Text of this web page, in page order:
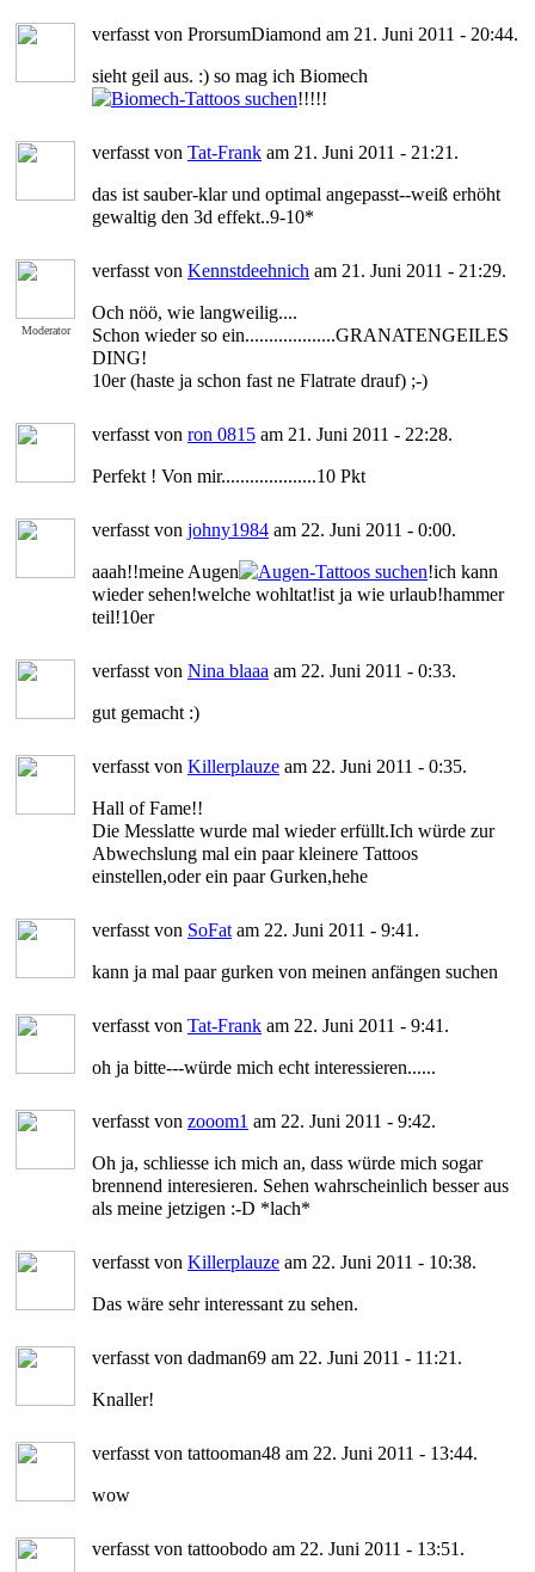
verfasst von ProrsumDiamond am 21. Juni 2011 - 20:44.
sieht geil aus. :) so mag ich Biomech
!!!!!
verfasst von Tat-Frank am 21. Juni 2011 - 21:21.
das ist sauber-klar und optimal angepasst--weiß erhöht
gewaltig den 3d effekt..9-10*
Moderator
verfasst von Kennstdeehnich am 21. Juni 2011 - 21:29.
Och nöö, wie langweilig....
Schon wieder so ein...................GRANATENGEILES
DING!
10er (haste ja schon fast ne Flatrate drauf) ;-)
verfasst von ron 0815 am 21. Juni 2011 - 22:28.
Perfekt ! Von mir....................10 Pkt
verfasst von johny1984 am 22. Juni 2011 - 0:00.
aaah!!meine Augen
!ich kann
wieder sehen!welche wohltat!ist ja wie urlaub!hammer
teil!10er
verfasst von Nina blaaa am 22. Juni 2011 - 0:33.
gut gemacht :)
verfasst von Killerplauze am 22. Juni 2011 - 0:35.
Hall of Fame!!
Die Messlatte wurde mal wieder erfüllt.Ich würde zur
Abwechslung mal ein paar kleinere Tattoos
einstellen,oder ein paar Gurken,hehe
verfasst von SoFat am 22. Juni 2011 - 9:41.
kann ja mal paar gurken von meinen anfängen suchen
verfasst von Tat-Frank am 22. Juni 2011 - 9:41.
oh ja bitte---würde mich echt interessieren......
verfasst von zooom1 am 22. Juni 2011 - 9:42.
Oh ja, schliesse ich mich an, dass würde mich sogar
brennend interesieren. Sehen wahrscheinlich besser aus
als meine jetzigen :-D *lach*
verfasst von Killerplauze am 22. Juni 2011 - 10:38.
Das wäre sehr interessant zu sehen.
verfasst von dadman69 am 22. Juni 2011 - 11:21.
Knaller!
verfasst von tattooman48 am 22. Juni 2011 - 13:44.
wow
verfasst von tattoobodo am 22. Juni 2011 - 13:51.